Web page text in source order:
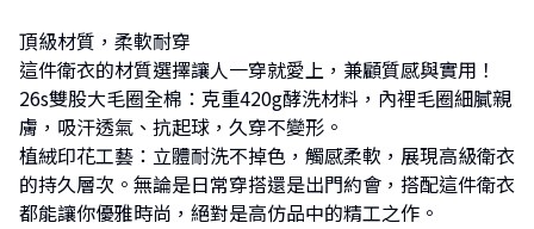
頂級材質，柔軟耐穿
這件衛衣的材質選擇讓人一穿就愛上，兼顧質感與實用！
26s雙股大毛圈全棉：克重420g酵洗材料，內裡毛圈細膩親
膚，吸汗透氣、抗起球，久穿不變形。
植絨印花工藝：立體耐洗不掉色，觸感柔軟，展現高級衛衣
的持久層次。無論是日常穿搭還是出門約會，搭配這件衛衣
都能讓你優雅時尚，絕對是高仿品中的精工之作。